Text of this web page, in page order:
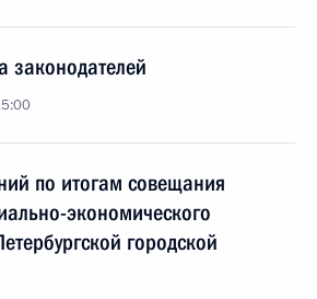
законодателей
по итогам совещания
экономического
городской